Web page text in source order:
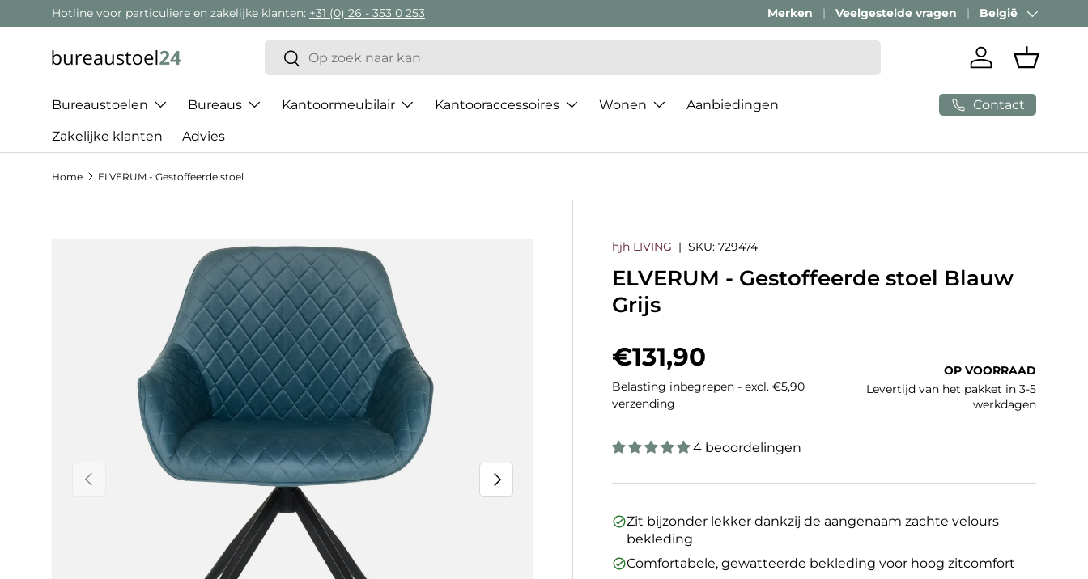
Ga naar inhoud
Hotline voor particuliere en zakelijke klanten: +31 (0) 26 - 353 0 253 Merken Veelgestelde vragen Land/Regio
België
Zoeken
Zoeken
InloggenMandje
Bureaustoelen Bureaus Kantoormeubilair Kantooraccessoires Wonen Aanbiedingen
Zakelijke klanten Advies
Contact
Home ELVERUM - Gestoffeerde stoel
Ga direct naar productinformatie
Vorige Volgende
hjh LIVING |SKU: 729474
ELVERUM - Gestoffeerde stoel Blauw
Grijs
Reguliere prijs
€131,90
Belasting inbegrepen - excl. €5,90
verzending
OP VOORRAAD
Levertijd van het pakket in 3-5
werkdagen
4 beoordelingen
Zit bijzonder lekker dankzij de aangenaam zachte velours
bekleding
Comfortabele, gewatteerde bekleding voor hoog zitcomfort